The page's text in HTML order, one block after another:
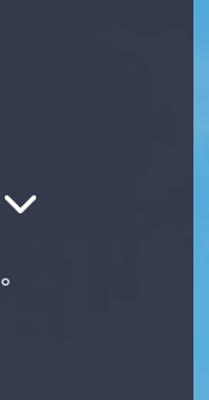
°